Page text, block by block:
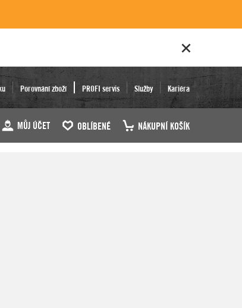
Porovnání zboží PROFI servis Služby Kariéra
MŮJ ÚČET OBLÍBENÉ NÁKUPNÍ KOŠÍK